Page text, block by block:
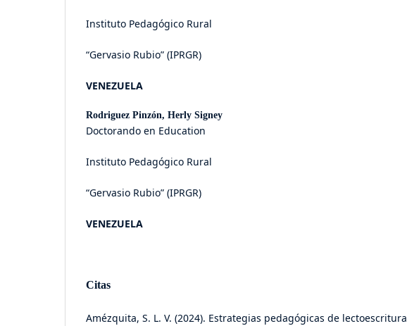
Instituto Pedagógico Rural
“Gervasio Rubio” (IPRGR)
VENEZUELA
Rodriguez Pinzón, Herly Signey
Doctorando en Education
Instituto Pedagógico Rural
“Gervasio Rubio” (IPRGR)
VENEZUELA
Citas
Amézquita, S. L. V. (2024). Estrategias pedagógicas de lectoescritura